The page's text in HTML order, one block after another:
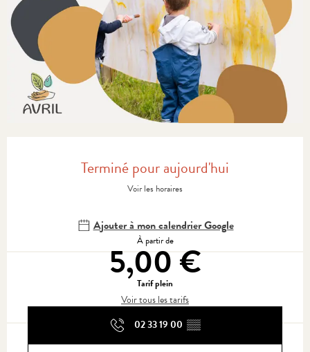
Terminé pour aujourd'hui
Voir les horaires
Ajouter à mon calendrier Google
À partir de
5,00 €
Tarif plein
Voir tous les tarifs
02 33 19 00 ▒▒